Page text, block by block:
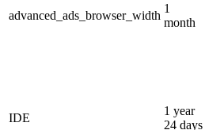
advanced_ads_browser_width
1
month
IDE
1 year
24 days